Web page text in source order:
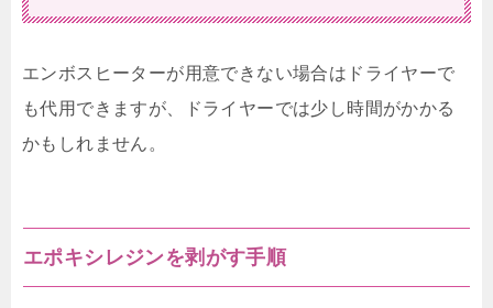
エンボスヒーターが用意できない場合はドライヤーで
も代用できますが、ドライヤーでは少し時間がかかる
かもしれません。
エポキシレジンを剥がす手順